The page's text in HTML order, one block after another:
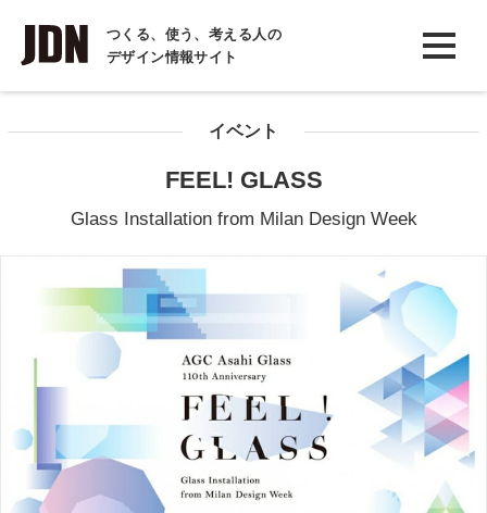
つくる、使う、考える人の
デザイン情報サイト
INTERVIEW
インタビュー
COLUMN
イベント
FEEL! GLASS
Glass Installation from Milan Design Week